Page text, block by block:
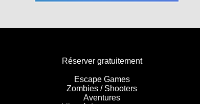
Réserver gratuitement
Escape Games
Zombies / Shooters
Aventures